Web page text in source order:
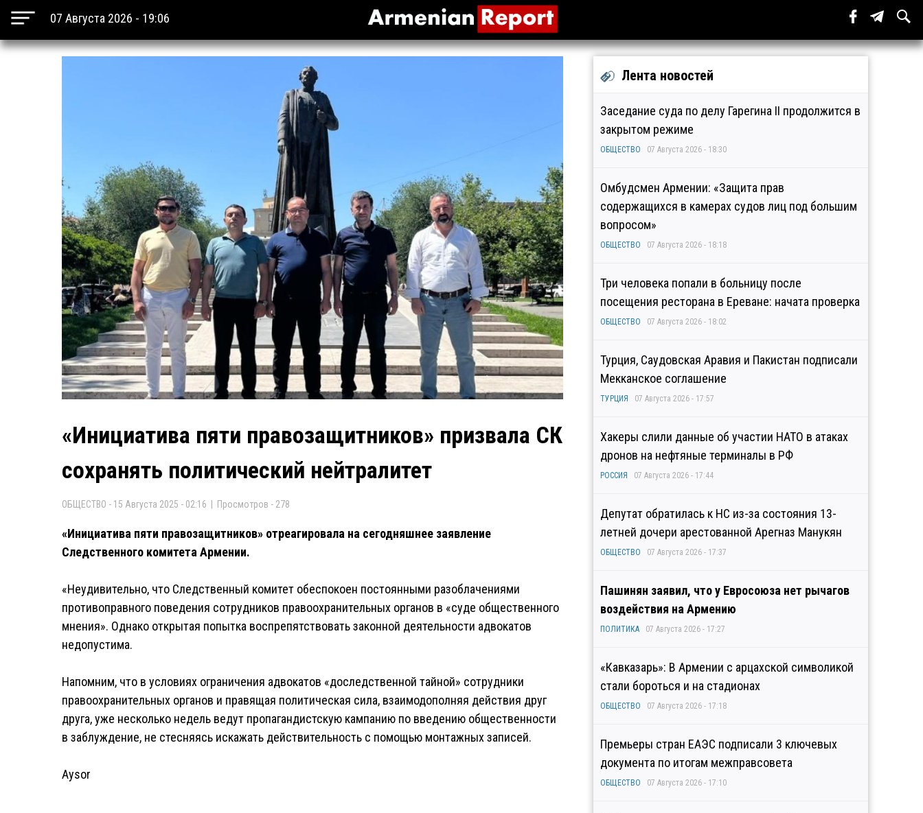
07 Августа 2026 - 19:06
«Инициатива пяти правозащитников» призвала СК
сохранять политический нейтралитет
ОБЩЕСТВО - 15 Августа 2025 - 02:16 | Просмотров - 278
«Инициатива пяти правозащитников» отреагировала на сегодняшнее заявление
Следственного комитета Армении.
«Неудивительно, что Следственный комитет обеспокоен постоянными разоблачениями
противоправного поведения сотрудников правоохранительных органов в «суде общественного
мнения». Однако открытая попытка воспрепятствовать законной деятельности адвокатов
недопустима.
Напомним, что в условиях ограничения адвокатов «доследственной тайной» сотрудники
правоохранительных органов и правящая политическая сила, взаимодополняя действия друг
друга, уже несколько недель ведут пропагандистскую кампанию по введению общественности
в заблуждение, не стесняясь искажать действительность с помощью монтажных записей.
Aysor
Лента новостей
Заседание суда по делу Гарегина II продолжится в
закрытом режиме
ОБЩЕСТВО 07 Августа 2026 - 18:30
Омбудсмен Армении: «Защита прав
содержащихся в камерах судов лиц под большим
вопросом»
ОБЩЕСТВО 07 Августа 2026 - 18:18
Три человека попали в больницу после
посещения ресторана в Ереване: начата проверка
ОБЩЕСТВО 07 Августа 2026 - 18:02
Турция, Саудовская Аравия и Пакистан подписали
Мекканское соглашение
ТУРЦИЯ 07 Августа 2026 - 17:57
Хакеры слили данные об участии НАТО в атаках
дронов на нефтяные терминалы в РФ
РОССИЯ 07 Августа 2026 - 17:44
Депутат обратилась к НС из-за состояния 13-
летней дочери арестованной Арегназ Манукян
ОБЩЕСТВО 07 Августа 2026 - 17:37
Пашинян заявил, что у Евросоюза нет рычагов
воздействия на Армению
ПОЛИТИКА 07 Августа 2026 - 17:27
«Кавказарь»: В Армении с арцахской символикой
стали бороться и на стадионах
ОБЩЕСТВО 07 Августа 2026 - 17:18
Премьеры стран ЕАЭС подписали 3 ключевых
документа по итогам межправсовета
ОБЩЕСТВО 07 Августа 2026 - 17:10